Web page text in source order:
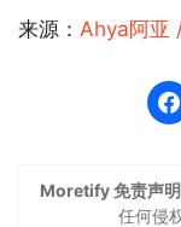
来源： Ahya阿亚
Moretify 免责声明
任何侵